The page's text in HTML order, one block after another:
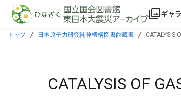
本文に飛ぶ
ギャ
トップ 日本原子力研究開発機構図書館蔵書 CATALYSIS
CATALYSIS OF